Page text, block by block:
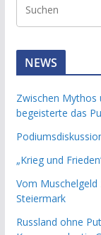
NEWS
Zwischen Mythos
begeisterte das
„Krieg und
Vom Muschelgeld
Steiermark
Russland ohne